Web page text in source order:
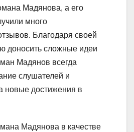
Мадянова, а его
много
Благодаря своей
доносить сложные идеи
Мадянов всегда
слушателей и
новые достижения в
Мадянова в качестве